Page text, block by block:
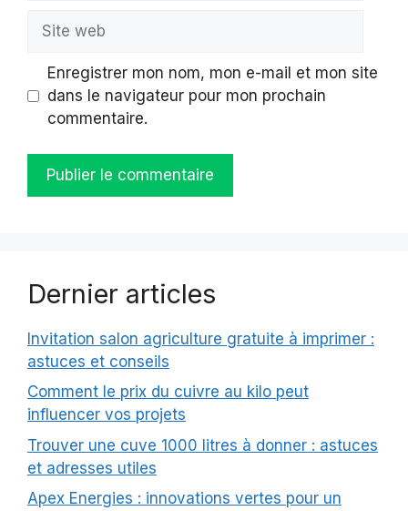
Site
Enregistrer mon nom, mon e-mail et mon site
dans le navigateur pour mon prochain
commentaire.
Dernier articles
Invitation salon agriculture gratuite à imprimer :
astuces et conseils
Comment le prix du cuivre au kilo peut
influencer vos projets
Trouver une cuve 1000 litres à donner : astuces
et adresses utiles
Apex Energies : innovations vertes pour un